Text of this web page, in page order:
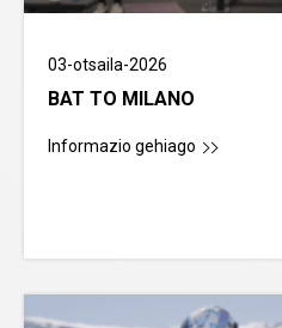
03-otsaila-2026
BAT TO MILANO
Informazio gehiago